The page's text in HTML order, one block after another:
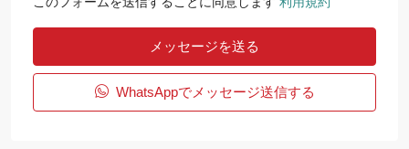
メッセージを送る
WhatsAppでメッセージ送信する